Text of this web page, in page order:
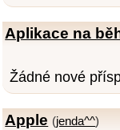
Aplikace na
Žádné nové
Apple (jenda^^)